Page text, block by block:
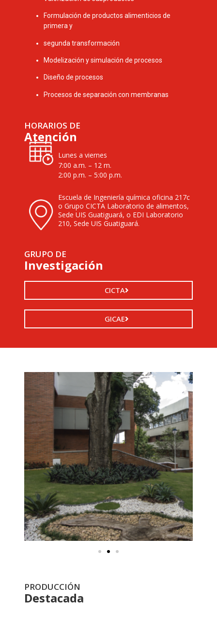
Formulación de productos alimenticios de
primera y
segunda transformación
Modelización y simulación de procesos
Diseño de procesos
Procesos de separación con membranas
HORARIOS DE
Atención
Lunes a viernes
7:00 a.m. – 12 m.
2:00 p.m. – 5:00 p.m.
Escuela de Ingeniería química oficina 217c
o Grupo CICTA Laboratorio de alimentos,
Sede UIS Guatiguará, o EDI Laboratorio
210, Sede UIS Guatiguará.
GRUPO DE
Investigación
CICTA
GICAE
PRODUCCIÓN
Destacada